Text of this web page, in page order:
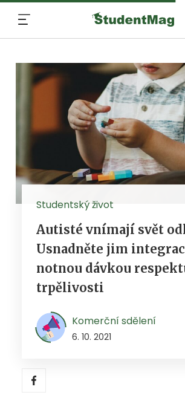
Studentský život
Autisté vnímají svět
Usnadněte jim
notnou dávkou
trpělivosti
Komerční sdělení
6. 10. 2021